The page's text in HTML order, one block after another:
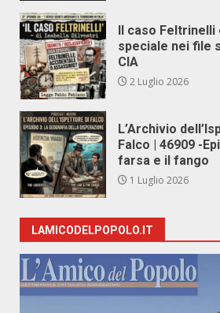
Il caso Feltrinelli
speciale nei file
CIA
2 Luglio 2026
L’Archivio
Falco | 46909 -
farsa e il fango
1 Luglio 2026
LAMICODELPOPOLO.IT